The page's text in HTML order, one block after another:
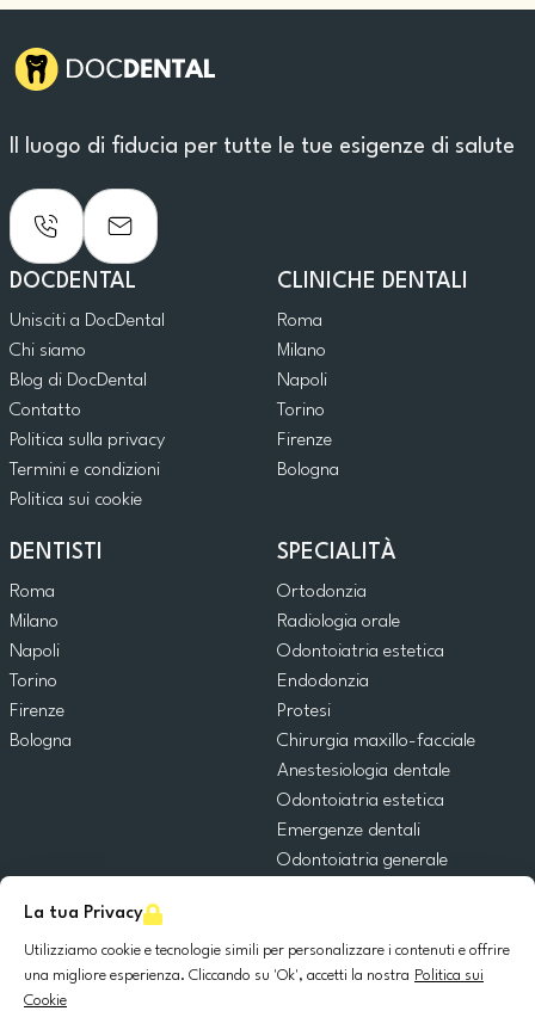
La tua Privacy
Utilizziamo cookie e tecnologie simili per personalizzare i contenuti e offrire
una migliore esperienza. Cliccando su 'Ok', accetti la nostra Politica sui
Cookie
Il luogo di fiducia per tutte le tue esigenze di salute
DOCDENTAL
Unisciti a DocDental
Chi siamo
Blog di DocDental
Contatto
Politica sulla privacy
Termini e condizioni
Politica sui cookie
CLINICHE DENTALI
Roma
Milano
Napoli
Torino
Firenze
Bologna
DENTISTI
Roma
Milano
Napoli
Torino
Firenze
Bologna
SPECIALITÀ
Ortodonzia
Radiologia orale
Odontoiatria estetica
Endodonzia
Protesi
Chirurgia maxillo-facciale
Anestesiologia dentale
Odontoiatria estetica
Emergenze dentali
Odontoiatria generale
Implantologia dentale
Parodontologia